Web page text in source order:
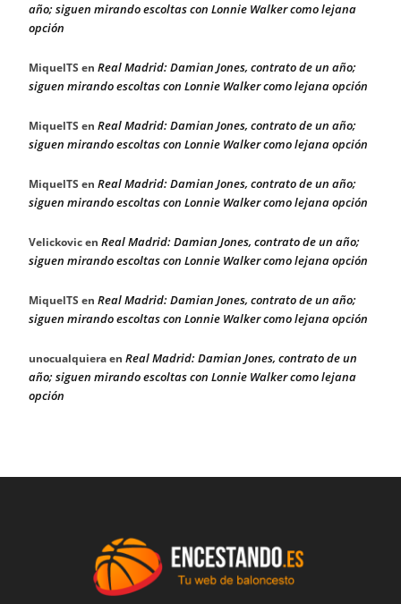
año; siguen mirando escoltas con Lonnie Walker como lejana
opción
MiquelTS en Real Madrid: Damian Jones, contrato de un año;
siguen mirando escoltas con Lonnie Walker como lejana opción
MiquelTS en Real Madrid: Damian Jones, contrato de un año;
siguen mirando escoltas con Lonnie Walker como lejana opción
MiquelTS en Real Madrid: Damian Jones, contrato de un año;
siguen mirando escoltas con Lonnie Walker como lejana opción
Velickovicen Real Madrid: Damian Jones, contrato de un año;
siguen mirando escoltas con Lonnie Walker como lejana opción
MiquelTS en Real Madrid: Damian Jones, contrato de un año;
siguen mirando escoltas con Lonnie Walker como lejana opción
unocualquieraen Real Madrid: Damian Jones, contrato de un
año; siguen mirando escoltas con Lonnie Walker como lejana
opción